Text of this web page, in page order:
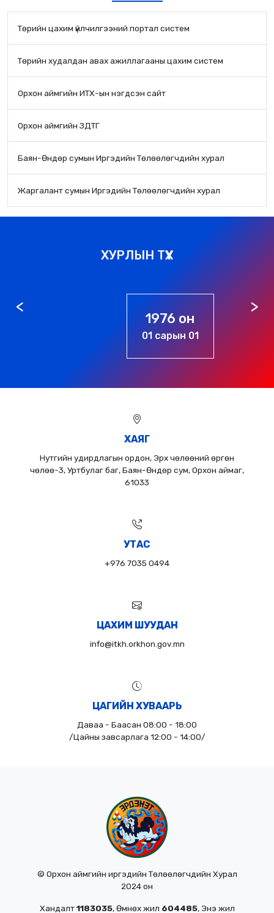
Төрийн цахим үйлчилгээний портал систем
Төрийн худалдан авах ажиллагааны цахим систем
Орхон аймгийн ИТХ-ын нэгдсэн сайт
Орхон аймгийн ЗДТГ
Баян-Өндөр сумын Иргэдийн Төлөөлөгчдийн хурал
Жаргалант сумын Иргэдийн Төлөөлөгчдийн хурал
ХУРЛЫН ТҮҮХ
1976 он
01 сарын 01
ХАЯГ
Нутгийн удирдлагын ордон, Эрх чөлөөний өргөн
чөлөө-3, Уртбулаг баг, Баян-Өндөр сум, Орхон аймаг,
61033
УТАС
+976 7035 0494
ЦАХИМ ШУУДАН
info@itkh.orkhon.gov.mn
ЦАГИЙН ХУВААРЬ
Даваа - Баасан 08:00 - 18:00
/Цайны завсарлага 12:00 - 14:00/
© Орхон аймгийн иргэдийн Төлөөлөгчдийн Хурал
2024 он
Хандалт1183035, Өмнөх жил 604485, Энэ жил